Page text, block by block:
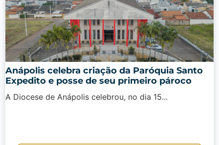
Anápolis celebra criação da Paróquia Santo
Expedito e posse de seu primeiro pároco
A Diocese de Anápolis celebrou, no dia 15...